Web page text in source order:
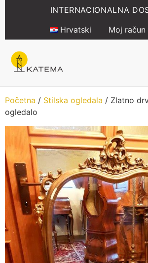
INTERNACIONALNA
Hrvatski
Moj račun
Početna / Stilska ogledala / Zlatno
ogledalo